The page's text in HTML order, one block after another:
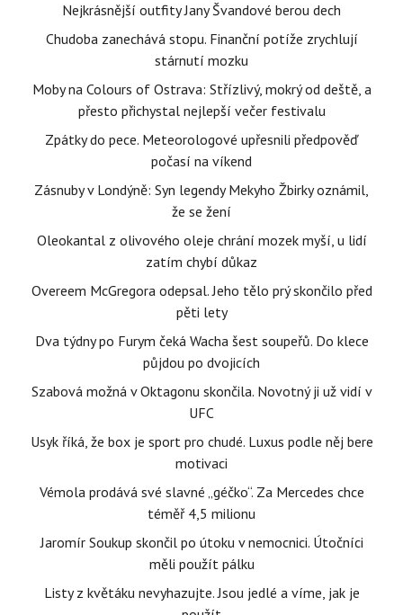
Nejkrásnější outfity Jany Švandové berou dech
Chudoba zanechává stopu. Finanční potíže zrychlují
stárnutí mozku
Moby na Colours of Ostrava: Střízlivý, mokrý od deště, a
přesto přichystal nejlepší večer festivalu
Zpátky do pece. Meteorologové upřesnili předpověď
počasí na víkend
Zásnuby v Londýně: Syn legendy Mekyho Žbirky oznámil,
že se žení
Oleokantal z olivového oleje chrání mozek myší, u lidí
zatím chybí důkaz
Overeem McGregora odepsal. Jeho tělo prý skončilo před
pěti lety
Dva týdny po Furym čeká Wacha šest soupeřů. Do klece
půjdou po dvojicích
Szabová možná v Oktagonu skončila. Novotný ji už vidí v
UFC
Usyk říká, že box je sport pro chudé. Luxus podle něj bere
motivaci
Vémola prodává své slavné „géčko“. Za Mercedes chce
téměř 4,5 milionu
Jaromír Soukup skončil po útoku v nemocnici. Útočníci
měli použít pálku
Listy z květáku nevyhazujte. Jsou jedlé a víme, jak je